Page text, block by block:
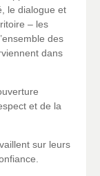
le dialogue et
– les
des
dans
et de la
sur leurs